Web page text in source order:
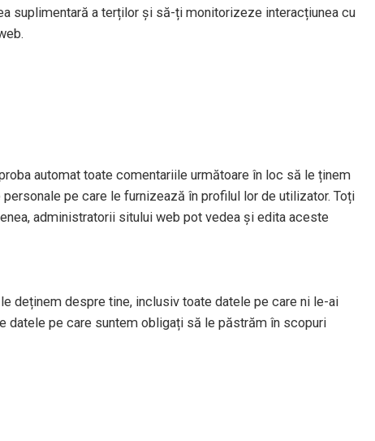
suplimentară a terților și să-ți monitorizeze interacțiunea cu
automat toate comentariile următoare în loc să le ținem
pe care le furnizează în profilul lor de utilizator. Toți
administratorii sitului web pot vedea și edita aceste
deținem despre tine, inclusiv toate datele pe care ni le-ai
datele pe care suntem obligați să le păstrăm în scopuri